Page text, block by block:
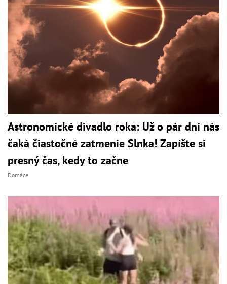
Astronomické divadlo roka: Už o pár dní nás
čaká čiastočné zatmenie Slnka! Zapíšte si
presný čas, kedy to začne
Domáce